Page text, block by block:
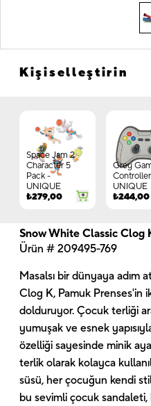
Kişiselleştirin
Space Jam 2
Character 5
Pack -
UNIQUE
₺279,00
Grey
UNIQUE
₺244,00
Snow White Classic Clog
Ürün # 209495-769
Masalsı bir dünyaya adım
Clog K, Pamuk Prenses'in
dolduruyor. Çocuk terliği
yumuşak ve esnek
özelliği sayesinde minik
terlik olarak kolayca
süsü, her çocuğun kendi
bu sevimli çocuk